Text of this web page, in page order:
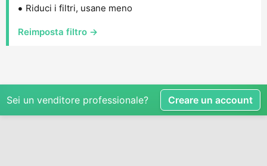
Riduci i filtri, usane meno
Reimposta filtro →
Sei un venditore professionale? Creare un account